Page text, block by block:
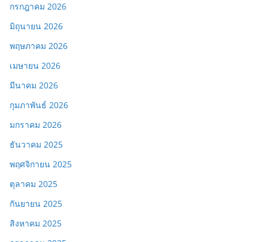
กรกฎาคม 2026
มิถุนายน 2026
พฤษภาคม 2026
เมษายน 2026
มีนาคม 2026
กุมภาพันธ์ 2026
มกราคม 2026
ธันวาคม 2025
พฤศจิกายน 2025
ตุลาคม 2025
กันยายน 2025
สิงหาคม 2025